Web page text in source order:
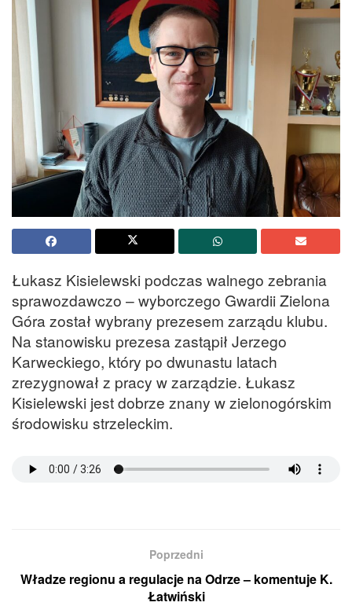
Łukasz Kisielewski podczas walnego zebrania
sprawozdawczo – wyborczego Gwardii Zielona
Góra został wybrany prezesem zarządu klubu.
Na stanowisku prezesa zastąpił Jerzego
Karweckiego, który po dwunastu latach
zrezygnował z pracy w zarządzie. Łukasz
Kisielewski jest dobrze znany w zielonogórskim
środowisku strzeleckim.
Poprzedni
Władze regionu a regulacje na Odrze – komentuje K.
Łatwiński